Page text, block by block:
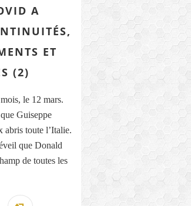
A
ET
(2)
le 12 mars.
Guiseppe
abris toute l’Italie.
que Donald
de toutes les